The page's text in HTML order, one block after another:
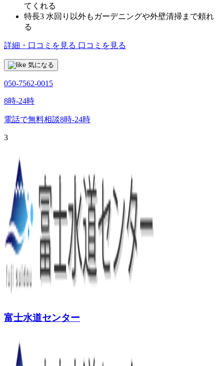
てくれる
特長3 水回り以外もガーデニングや外壁清掃まで頼れ
る
詳細・口コミを見る 口コミを見る
気になる
050-7562-0015
8時-24時
電話で無料相談8時-24時
3
富士水道センター